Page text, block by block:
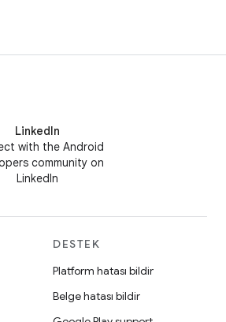
LinkedIn
with the Android
community on
LinkedIn
DESTEK
Platform hatası bildir
Belge hatası bildir